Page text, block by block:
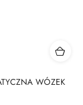
WÓZEK